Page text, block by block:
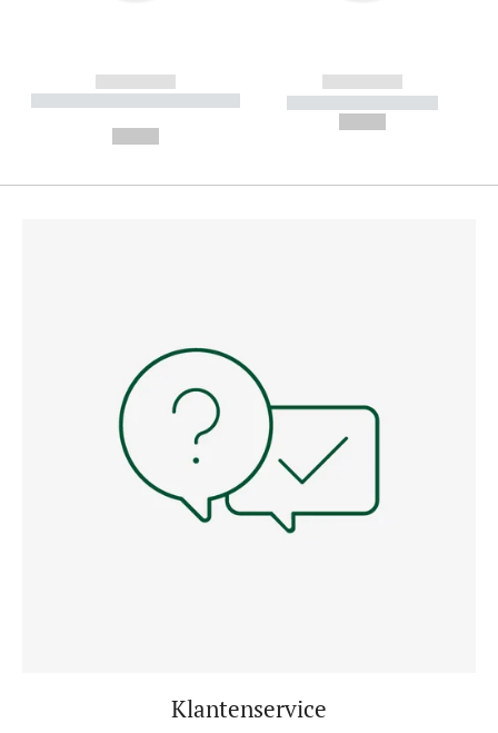
------------
----------- ----------- --------
------------
----------- -----------
Klantenservice